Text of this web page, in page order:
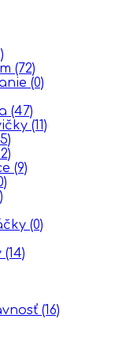
(72)
(0)
(47)
(11)
(9)
(0)
(14)
(16)